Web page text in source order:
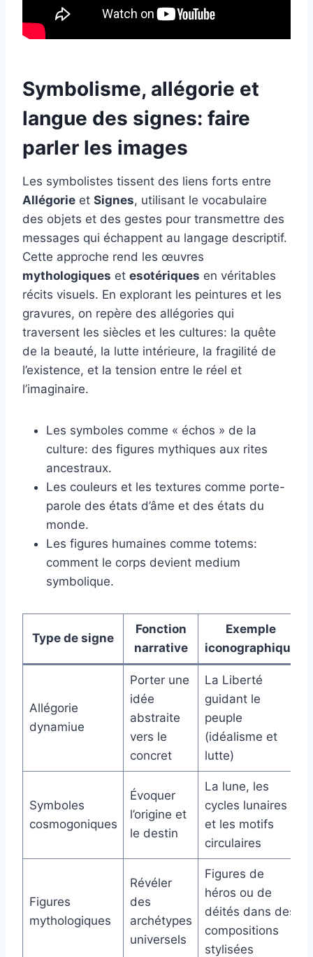
Symbolisme, allégorie et
langue des signes: faire
parler les images
Les symbolistes tissent des liens forts entre
Allégorie et Signes, utilisant le vocabulaire
des objets et des gestes pour transmettre des
messages qui échappent au langage descriptif.
Cette approche rend les œuvres
mythologiques et esotériques en véritables
récits visuels. En explorant les peintures et les
gravures, on repère des allégories qui
traversent les siècles et les cultures: la quête
de la beauté, la lutte intérieure, la fragilité de
l’existence, et la tension entre le réel et
l’imaginaire.
Les symboles comme « échos » de la
culture: des figures mythiques aux rites
ancestraux.
Les couleurs et les textures comme porte-
parole des états d’âme et des états du
monde.
Les figures humaines comme totems:
comment le corps devient medium
symbolique.
Type de signe
Fonction
narrative
Exemple
iconographique
Allégorie
dynamiue
Porter une
idée
abstraite
vers le
concret
La Liberté
guidant le
peuple
(idéalisme et
lutte)
Symboles
cosmogoniques
Évoquer
l’origine et
le destin
La lune, les
cycles lunaires
et les motifs
circulaires
Figures
mythologiques
Révéler
des
archétypes
universels
Figures de
héros ou de
déités dans des
compositions
stylisées